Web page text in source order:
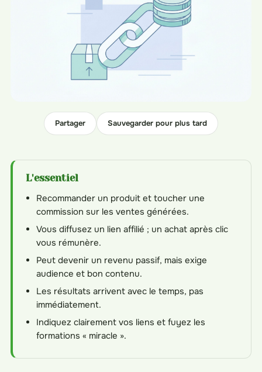
Partager Sauvegarder pour plus tard
L'essentiel
Recommander un produit et toucher une
commission sur les ventes générées.
Vous diffusez un lien affilié ; un achat après clic
vous rémunère.
Peut devenir un revenu passif, mais exige
audience et bon contenu.
Les résultats arrivent avec le temps, pas
immédiatement.
Indiquez clairement vos liens et fuyez les
formations « miracle ».